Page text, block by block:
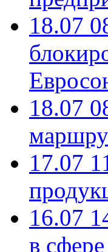
18.07
18.07
17.07
16.07
в